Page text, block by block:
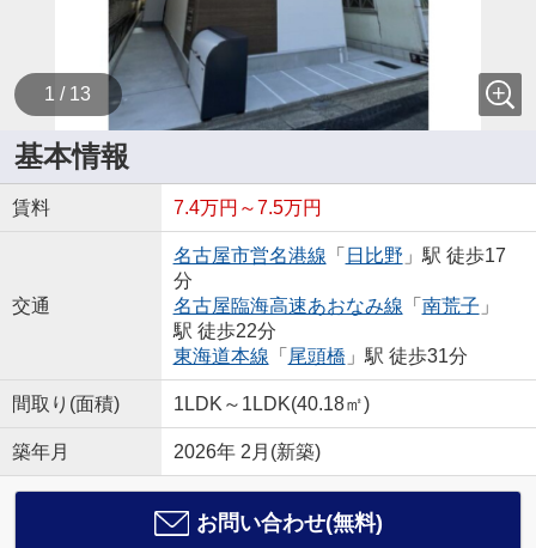
1 / 13
基本情報
賃料 7.4万円～7.5万円
交通
名古屋市営名港線 「 日比野 」駅 徒歩17
分
名古屋臨海高速あおなみ線 「 南荒子 」
駅 徒歩22分
東海道本線 「 尾頭橋 」駅 徒歩31分
間取り(面積) 1LDK～1LDK(40.18㎡)
築年月 2026年 2月(新築)
お問い合わせ(無料)